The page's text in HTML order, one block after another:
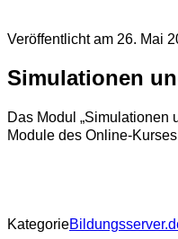
Veröffentlicht am 26. Mai
Simulationen
Das Modul „Simulationen
Module des Online-
Kategorie